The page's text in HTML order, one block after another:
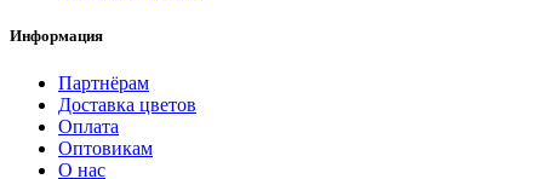
Информация
Партнёрам
Доставка цветов
Оплата
Оптовикам
О нас